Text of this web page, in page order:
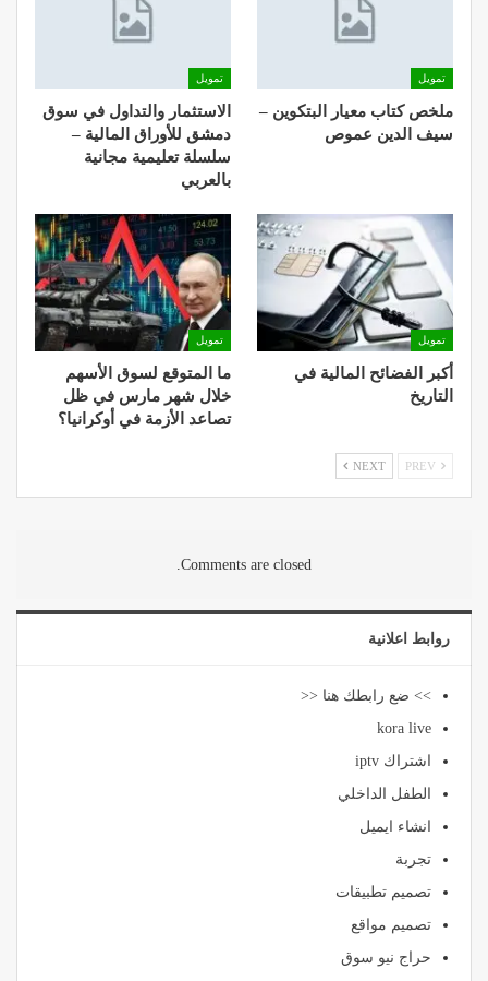
تمويل
ملخص كتاب معيار البتكوين –
سيف الدين عموص
تمويل
الاستثمار والتداول في سوق
دمشق للأوراق المالية –
سلسلة تعليمية مجانية
بالعربي
تمويل
أكبر الفضائح المالية في
التاريخ
تمويل
ما المتوقع لسوق الأسهم
خلال شهر مارس في ظل
تصاعد الأزمة في أوكرانيا؟
NEXT
Comments are closed.
روابط اعلانية
>> ضع رابطك هنا <<
kora live
اشتراك iptv
الطفل الداخلي
انشاء ايميل
تجربة
تصميم تطبيقات
تصميم مواقع
حراج نيو سوق